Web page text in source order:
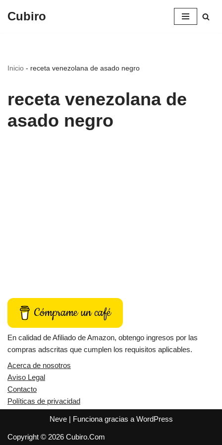
Cubiro
Inicio - receta venezolana de asado negro
receta venezolana de
asado negro
Cómprame un café
En calidad de Afiliado de Amazon, obtengo ingresos por las
compras adscritas que cumplen los requisitos aplicables.
Acerca de nosotros
Aviso Legal
Contacto
Políticas de privacidad
Neve| Funciona gracias a WordPress
Copyright © 2026 Cubiro.Com